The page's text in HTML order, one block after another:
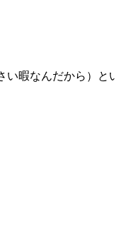
暇なんだから）と